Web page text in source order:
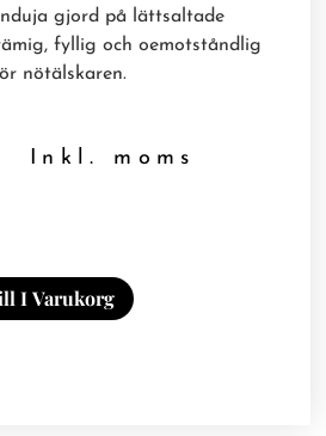
gjord på lättsaltade
fyllig och oemotståndlig
nötälskaren.
Inkl. moms
I Varukorg